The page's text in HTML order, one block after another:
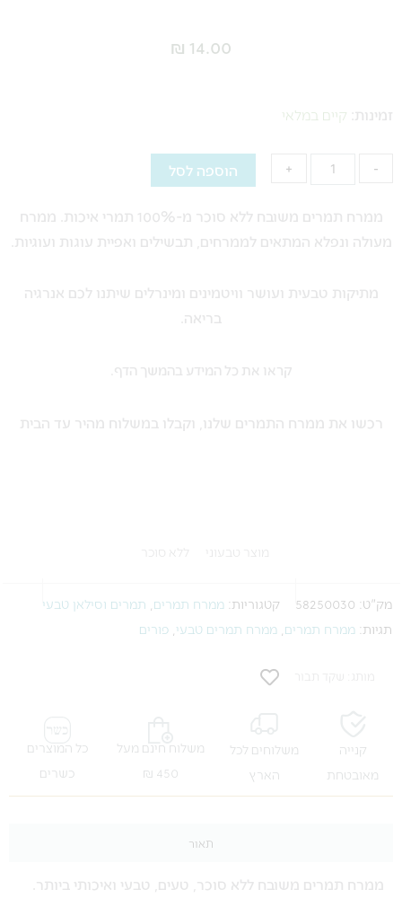
₪ 14.00
זמינות: קיים במלאי
-
ממרח
משובח
סוכר
-
ג"ר
+ הוספה לסל
ממרח תמרים משובח ללא סוכר מ-100% תמרי איכות. ממרח
מעולה ונפלא המתאים לממרחים, תבשילים ואפיית עוגות ועוגיות.
מתיקות טבעית ועושר וויטמינים ומינרלים שיתנו לכם אנרגיה
בריאה.
קראו את כל המידע בהמשך הדף.
רכשו את ממרח התמרים שלנו, וקבלו במשלוח מהיר עד הבית
מוצר טבעוני ללא סוכר
מק"ט: 58250030 קטגוריות: ממרח תמרים תמרים וסילאן טבעי
תגיות: ממרח תמרים ממרח תמרים טבעי פורים
מותג: שקד תבור
קנייה
מאובטחת
משלוחים לכל
הארץ
משלוח חינם מעל
450 ₪
כל המוצרים
כשרים
תאור
ממרח תמרים משובח ללא סוכר, טעים, טבעי ואיכותי ביותר.